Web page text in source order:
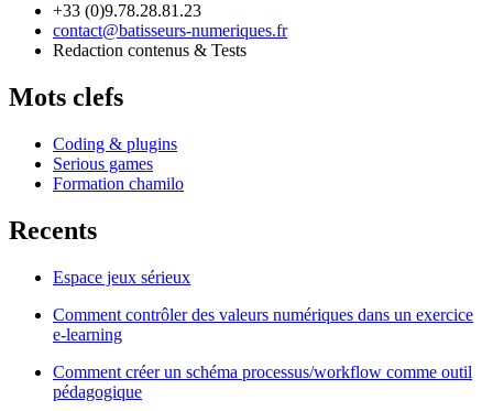
+33 (0)9.78.28.81.23
contact@batisseurs-numeriques.fr
Redaction contenus & Tests
Mots clefs
Coding & plugins
Serious games
Formation chamilo
Recents
Espace jeux sérieux
Comment contrôler des valeurs numériques dans un exercice
e-learning
Comment créer un schéma processus/workflow comme outil
pédagogique